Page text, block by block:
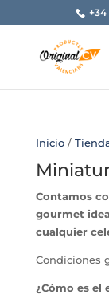
+34
Inicio/
Contamos
gourmet
cualquier
Condiciones
¿Cómo es el